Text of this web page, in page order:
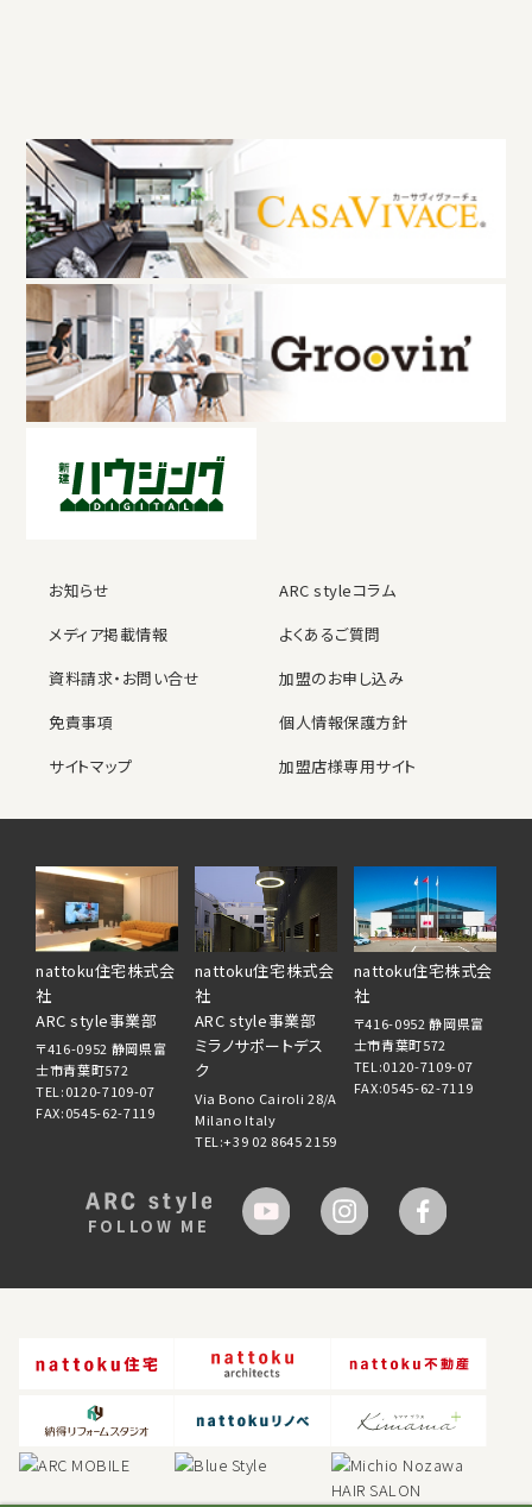
お知らせ
ARC styleコラム
メディア掲載情報
よくあるご質問
資料請求・お問い合せ
加盟のお申し込み
免責事項
個人情報保護方針
サイトマップ
加盟店様専用サイト
nattoku住宅株式会
社
ARC style事業部
〒416-0952 静岡県富
士市青葉町572
TEL:0120-7109-07
FAX:0545-62-7119
nattoku住宅株式会
社
ARC style事業部
ミラノサポートデス
ク
Via Bono Cairoli 28/A
Milano Italy
TEL:+39 02 8645 2159
nattoku住宅株式会
社
〒416-0952 静岡県富
士市青葉町572
TEL:0120-7109-07
FAX:0545-62-7119
FOLLOW ME